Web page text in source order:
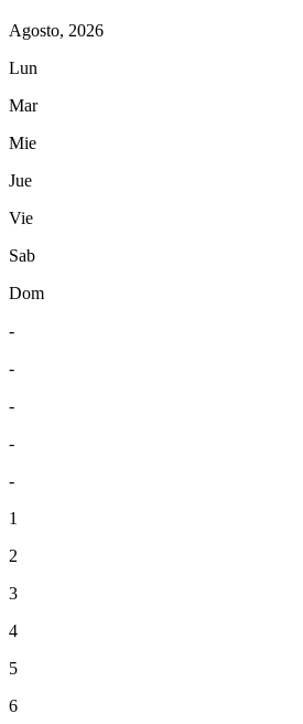
Agosto, 2026
Lun
Mar
Mie
Jue
Vie
Sab
Dom
-
-
-
-
-
1
2
3
4
5
6